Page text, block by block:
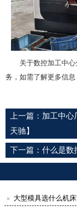
关于数控加工中
务，如需了解更多信息
上一篇： 加工中心
天驰】
下一篇： 什么是数
大型模具选什么机